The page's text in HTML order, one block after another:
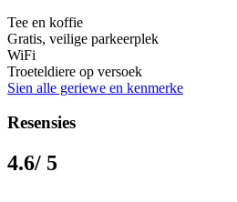
Tee en koffie
Gratis, veilige parkeerplek
WiFi
Troeteldiere op versoek
Sien alle geriewe en kenmerke
Resensies
4.6/ 5